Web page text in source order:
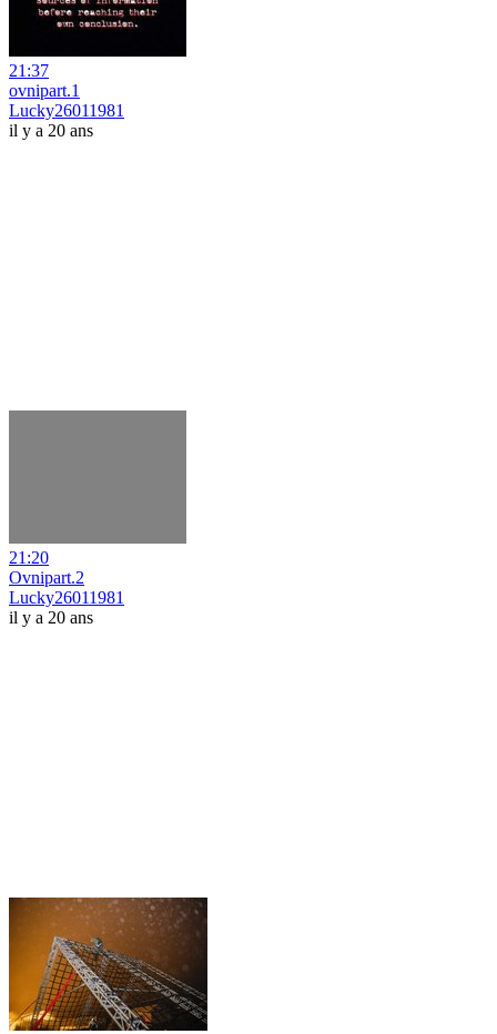
21:37
ovnipart.1
Lucky26011981
il y a 20 ans
21:20
Ovnipart.2
Lucky26011981
il y a 20 ans